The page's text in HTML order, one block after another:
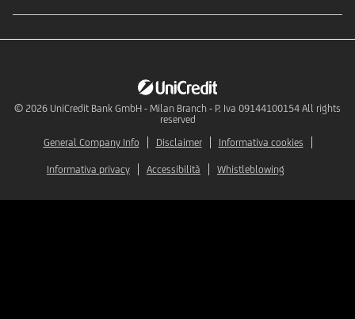
© 2026 UniCredit Bank GmbH - Milan Branch - P. Iva 09144100154 All rights
reserved
General Company Info
Disclaimer Informativa cookies
Informativa privacy Accessibilità Whistleblowing